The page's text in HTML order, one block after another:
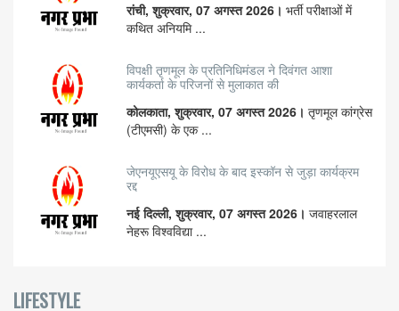
रांची, शुक्रवार, 07 अगस्त 2026। भर्ती परीक्षाओं में
कथित अनियमि ...
विपक्षी तृणमूल के प्रतिनिधिमंडल ने दिवंगत आशा
कार्यकर्ता के परिजनों से मुलाकात की
कोलकाता, शुक्रवार, 07 अगस्त 2026। तृणमूल कांग्रेस
(टीएमसी) के एक ...
जेएनयूएसयू के विरोध के बाद इस्कॉन से जुड़ा कार्यक्रम
रद्द
नई दिल्ली, शुक्रवार, 07 अगस्त 2026। जवाहरलाल
नेहरू विश्वविद्या ...
LIFESTYLE